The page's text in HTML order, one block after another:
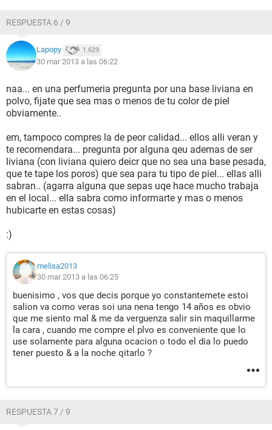
RESPUESTA 6 / 9
Lapopy 1.629
30 mar 2013 a las 06:22
naa... en una perfumeria pregunta por una base liviana en
polvo, fijate que sea mas o menos de tu color de piel
obviamente..
em, tampoco compres la de peor calidad... ellos alli veran y
te recomendara... pregunta por alguna qeu ademas de ser
liviana (con liviana quiero deicr que no sea una base pesada,
que te tape los poros) que sea para tu tipo de piel... ellas alli
sabran.. (agarra alguna que sepas uqe hace mucho trabaja
en el local... ella sabra como informarte y mas o menos
hubicarte en estas cosas)
:)
melisa2013
30 mar 2013 a las 06:25
buenisimo , vos que decis porque yo constantemete estoi
salion va como veras soi una nena tengo 14 años es obvio
que me siento mal & me da verguenza salir sin maquillarme
la cara , cuando me compre el plvo es conveniente que lo
use solamente para alguna ocacion o todo el dia lo puedo
tener puesto & a la noche qitarlo ?
RESPUESTA 7 / 9